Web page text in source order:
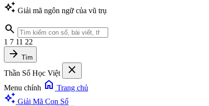
auto_awesome Giải mã ngôn ngữ của vũ trụ
search
1 7 11 22
arrow_forward Tìm
Thần Số Học Việt close
Menu chính home Trang chủ
auto_awesome Giải Mã Con Số